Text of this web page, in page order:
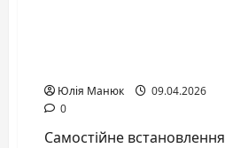
Юлія Манюк
09.04.2026
0
Самостійне встановлення